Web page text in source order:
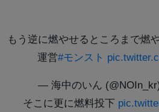
もう逆に燃やせるところまで燃
運営#モンスト
— 海中のいん
そこに更に燃料投下